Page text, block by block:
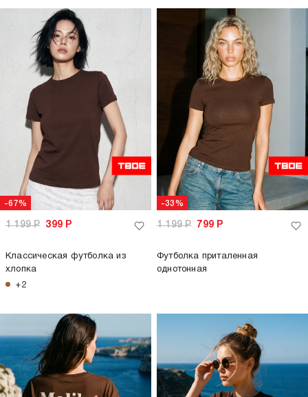
-67%
1 199Р 399 Р
Классическая футболка из
хлопка
+2
-33%
1 199Р 799 Р
Футболка приталенная
однотонная